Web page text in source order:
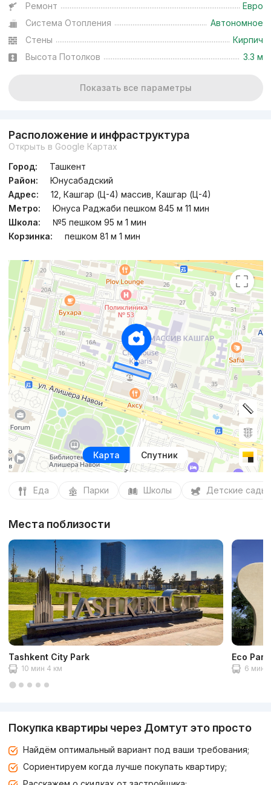
Ремонт
Евро
Система Отопления
Автономное
Стены
Кирпич
Высота Потолков
3.3 м
Показать все параметры
Расположение и инфраструктура
Открыть в Google Картах
Город:
Ташкент
Район:
Юнусабадский
Адрес:
12, Кашгар (Ц-4) массив, Кашгар (Ц-4)
Метро:
Юнуса Раджаби пешком 845 м 11 мин
Школа:
№5 пешком 95 м 1 мин
Корзинка:
пешком 81 м 1 мин
Карта Спутник
Еда Парки Школы Детские сады
Места поблизости
Tashkent City Park
10 мин 4 км
Eco Park
6 мин
Покупка квартиры через Домтут это просто
Найдём оптимальный вариант под ваши требования;
Сориентируем когда лучше покупать квартиру;